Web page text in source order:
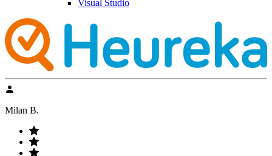
Visual Studio
Milan B.